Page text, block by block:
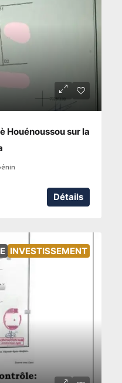
Houénoussou sur la
Détails
INVESTISSEMENT